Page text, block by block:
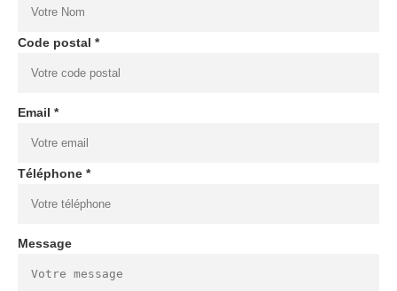
Code postal *
Email *
Téléphone *
Message